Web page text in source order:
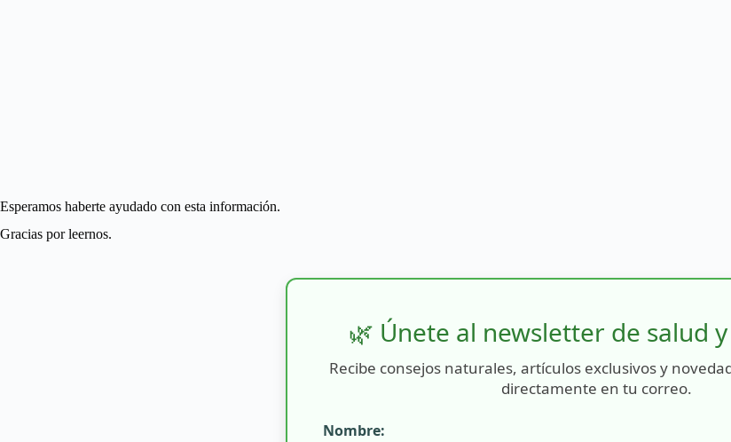
Esperamos haberte ayudado con esta información.
Gracias por leernos.
🌿 Únete al newsletter de salud
Recibe consejos naturales, artículos exclusivos y
directamente en tu correo.
Nombre: